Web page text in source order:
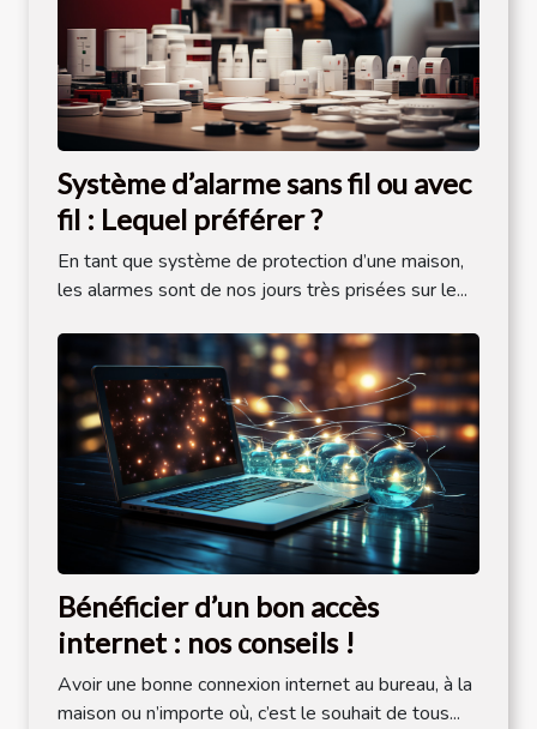
Système d’alarme sans fil ou avec
fil : Lequel préférer ?
En tant que système de protection d’une maison,
les alarmes sont de nos jours très prisées sur le...
Bénéficier d’un bon accès
internet : nos conseils !
Avoir une bonne connexion internet au bureau, à la
maison ou n’importe où, c’est le souhait de tous...